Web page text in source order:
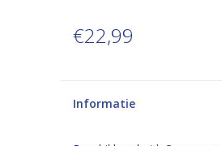
€22,99
Informatie